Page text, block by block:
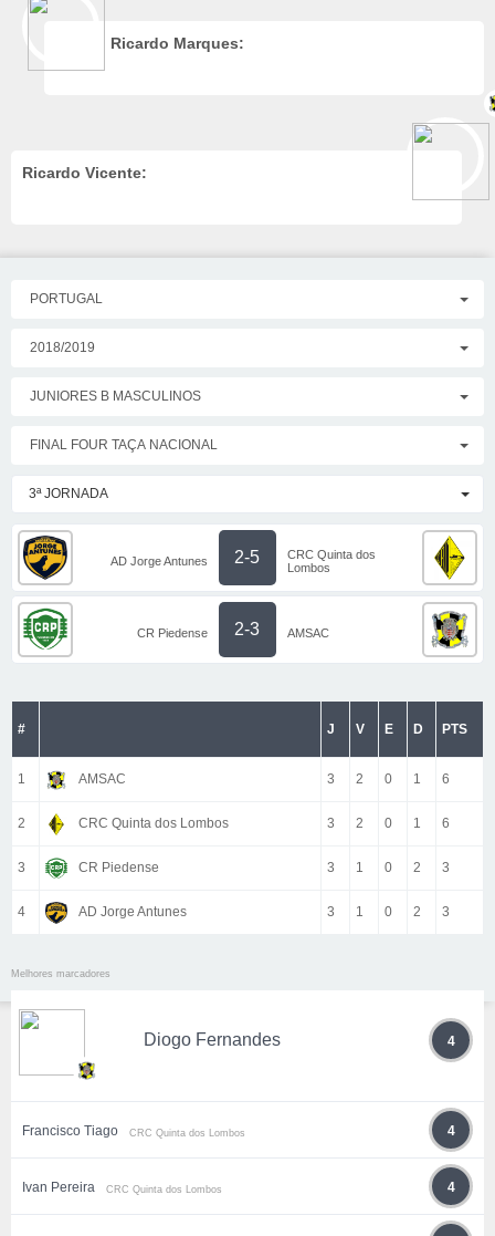
Ricardo Marques:
Ricardo Vicente:
PORTUGAL
2018/2019
JUNIORES B MASCULINOS
FINAL FOUR TAÇA NACIONAL
3ª JORNADA
AD Jorge Antunes 2-5
CRC Quinta dos
Lombos
CR Piedense 2-3 AMSAC
# J V E D PTS
1 AMSAC 3 2 0 1 6
2 CRC Quinta dos Lombos 3 2 0 1 6
3 CR Piedense 3 1 0 2 3
4 AD Jorge Antunes 3 1 0 2 3
Melhores marcadores
Diogo Fernandes 4
Francisco Tiago CRC Quinta dos Lombos 4
Ivan Pereira CRC Quinta dos Lombos 4